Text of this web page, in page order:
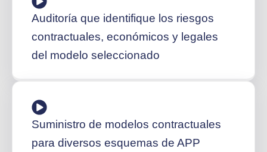
Auditoría que identifique los riesgos
contractuales, económicos y legales
del modelo seleccionado
Suministro de modelos contractuales
para diversos esquemas de APP